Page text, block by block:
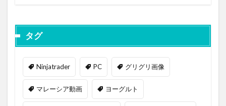
タグ
Ninjatrader PC グリグリ画像
マレーシア動画 ヨーグルト